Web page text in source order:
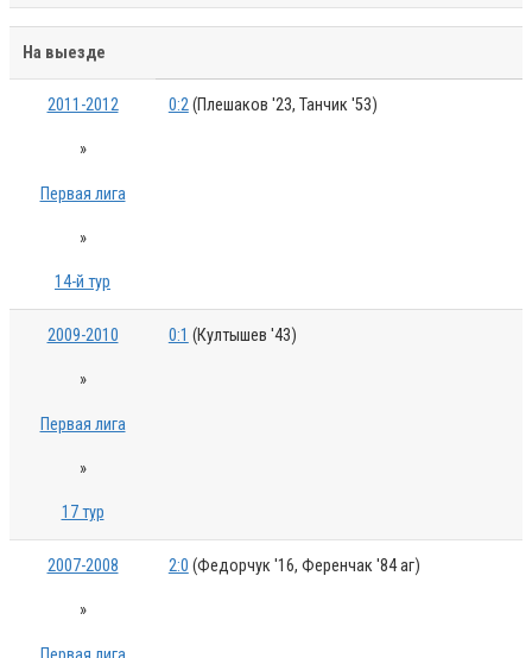
На выезде
2011-2012
»
Первая лига
»
14-й тур
0:2(Плешаков '23, Танчик '53)
2009-2010
»
Первая лига
»
17 тур
0:1 (Култышев '43)
2007-2008
»
2:0 (Федорчук '16, Ференчак '84 аг)